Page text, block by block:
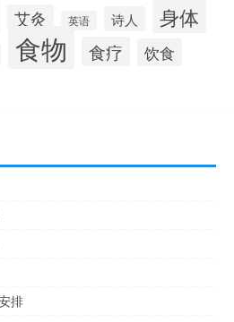
艾灸 英语 诗人 身体
食物 食疗 饮食
排